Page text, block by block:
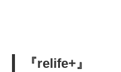
『relife+』